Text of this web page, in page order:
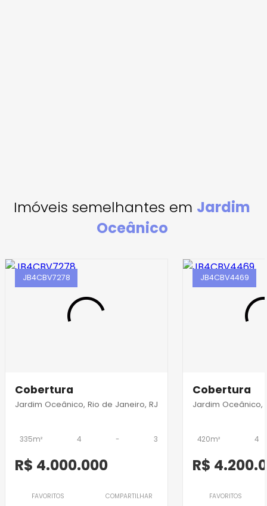
Imóveis semelhantes em Jardim
Oceânico
JB4CBV7278
Cobertura
Jardim Oceânico, Rio de Janeiro, RJ
335m² 4 - 3
R$ 4.000.000
FAVORITOS COMPARTILHAR
JB4CBV4469
Cobertura
Jardim Oceânico,
420m² 4
R$
FAVORITOS